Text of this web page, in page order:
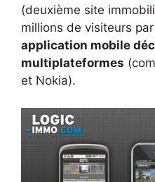
(deuxième site
millions de visiteurs
application mobile
multiplateformes
et Nokia).